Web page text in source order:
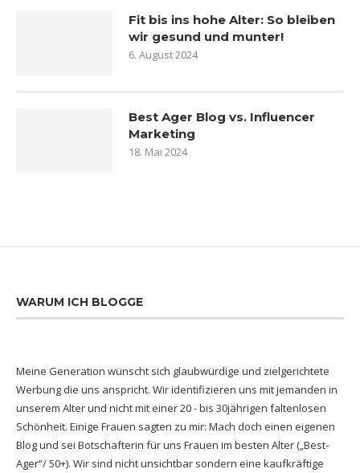
Fit bis ins hohe Alter: So bleiben
wir gesund und munter!
6. August 2024
Best Ager Blog vs. Influencer
Marketing
18. Mai 2024
WARUM ICH BLOGGE
Meine Generation wünscht sich glaubwürdige und zielgerichtete
Werbung die uns anspricht. Wir identifizieren uns mit jemanden in
unserem Alter und nicht mit einer 20 - bis 30jährigen faltenlosen
Schönheit. Einige Frauen sagten zu mir: Mach doch einen eigenen
Blog und sei Botschafterin für uns Frauen im besten Alter („Best-
Ager“/ 50+). Wir sind nicht unsichtbar sondern eine kaufkräftige